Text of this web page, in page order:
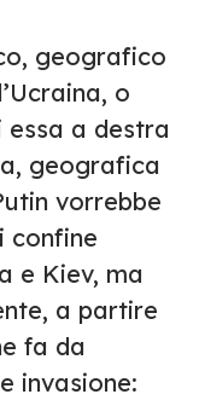
geografico
o
a destra
geografica
vorrebbe
confine
e Kiev, ma
a partire
fa da
invasione: